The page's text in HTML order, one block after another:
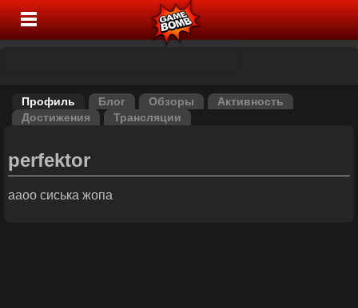
Профиль Блог Обзоры
Активность
Достижения
Трансляции
perfektor
ааоо сиська жопа